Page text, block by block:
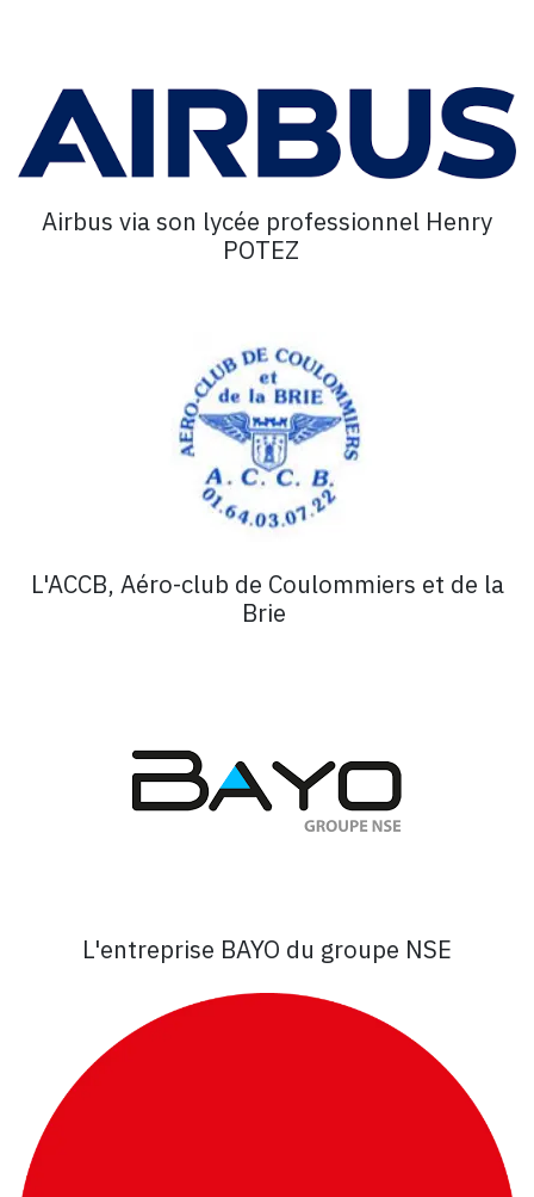
Airbus via son lycée professionnel Henry
POTEZ
L'ACCB, Aéro-club de Coulommiers et de la
Brie
L'entreprise BAYO du groupe NSE